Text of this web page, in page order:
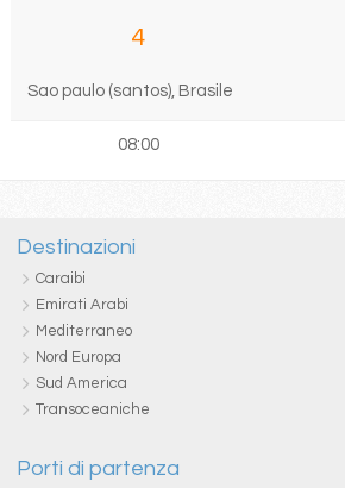
4
Sao paulo (santos), Brasile
08:00
Destinazioni
Caraibi
Emirati Arabi
Mediterraneo
Nord Europa
Sud America
Transoceaniche
Porti di partenza